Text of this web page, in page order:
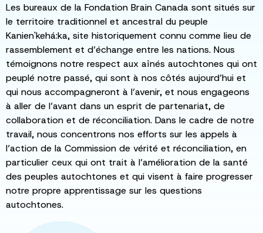
Les bureaux de la Fondation Brain Canada sont situés sur
le territoire traditionnel et ancestral du peuple
Kanien'kehá:ka, site historiquement connu comme lieu de
rassemblement et d’échange entre les nations. Nous
témoignons notre respect aux aînés autochtones qui ont
peuplé notre passé, qui sont à nos côtés aujourd’hui et
qui nous accompagneront à l’avenir, et nous engageons
à aller de l’avant dans un esprit de partenariat, de
collaboration et de réconciliation. Dans le cadre de notre
travail, nous concentrons nos efforts sur les appels à
l’action de la Commission de vérité et réconciliation, en
particulier ceux qui ont trait à l’amélioration de la santé
des peuples autochtones et qui visent à faire progresser
notre propre apprentissage sur les questions
autochtones.